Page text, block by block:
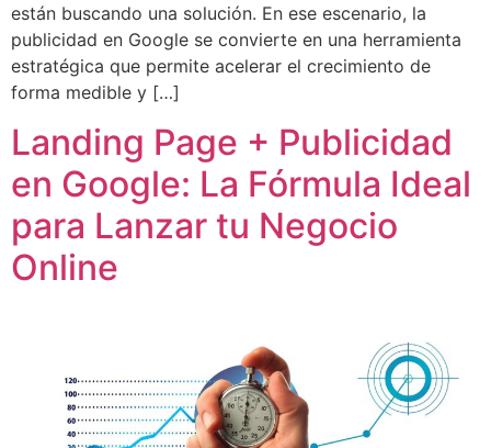
están buscando una solución. En ese escenario, la
publicidad en Google se convierte en una herramienta
estratégica que permite acelerar el crecimiento de
forma medible y […]
Landing Page + Publicidad
en Google: La Fórmula Ideal
para Lanzar tu Negocio
Online